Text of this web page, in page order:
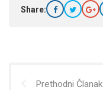
Share:
Prethodni Članak